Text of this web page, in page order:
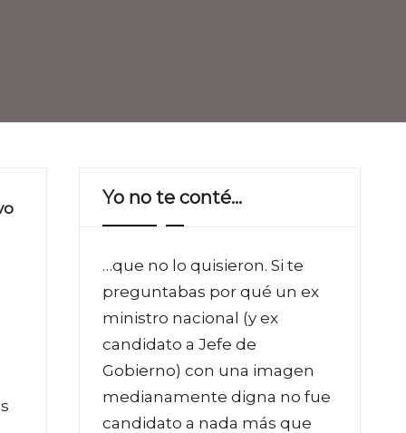
Yo no te conté…
…que no lo quisieron. Si te
preguntabas por qué un ex
ministro nacional (y ex
candidato a Jefe de
Gobierno) con una imagen
medianamente digna no fue
candidato a nada más que